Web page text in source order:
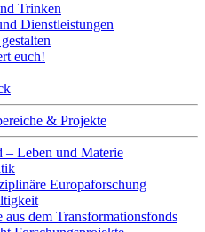
Trinken
Dienstleistungen
euch!
& Projekte
– Leben und Materie
Europaforschung
aus dem Transformationsfonds